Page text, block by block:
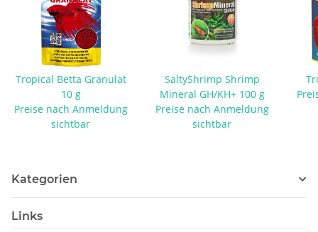
Tropical Betta Granulat
10 g
Preise nach Anmeldung
sichtbar
SaltyShrimp Shrimp
Mineral GH/KH+ 100 g
Preise nach Anmeldung
sichtbar
Kategorien
Links